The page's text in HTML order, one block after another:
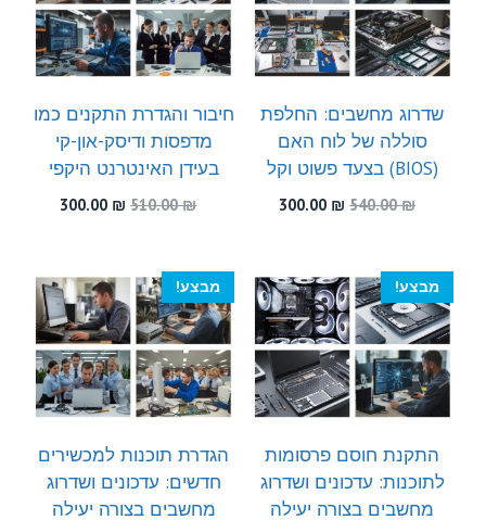
שדרוג מחשבים: החלפת
סוללה של לוח האם
(BIOS) בצעד פשוט וקל
540.00₪
המחיר
540.00 ₪.
300.00 ₪
300.00 ₪.
חיבור והגדרת התקנים כמו
מדפסות ודיסק-און-קי
בעידן האינטרנט היקפי
510.00₪
המחיר
510.00 ₪.
300.00 ₪
המחיר
300.00 ₪.
מבצע!
התקנת חוסם פרסומות
לתוכנות: עדכונים ושדרוג
מחשבים בצורה יעילה
מבצע!
הגדרת תוכנות למכשירים
חדשים: עדכונים ושדרוג
מחשבים בצורה יעילה